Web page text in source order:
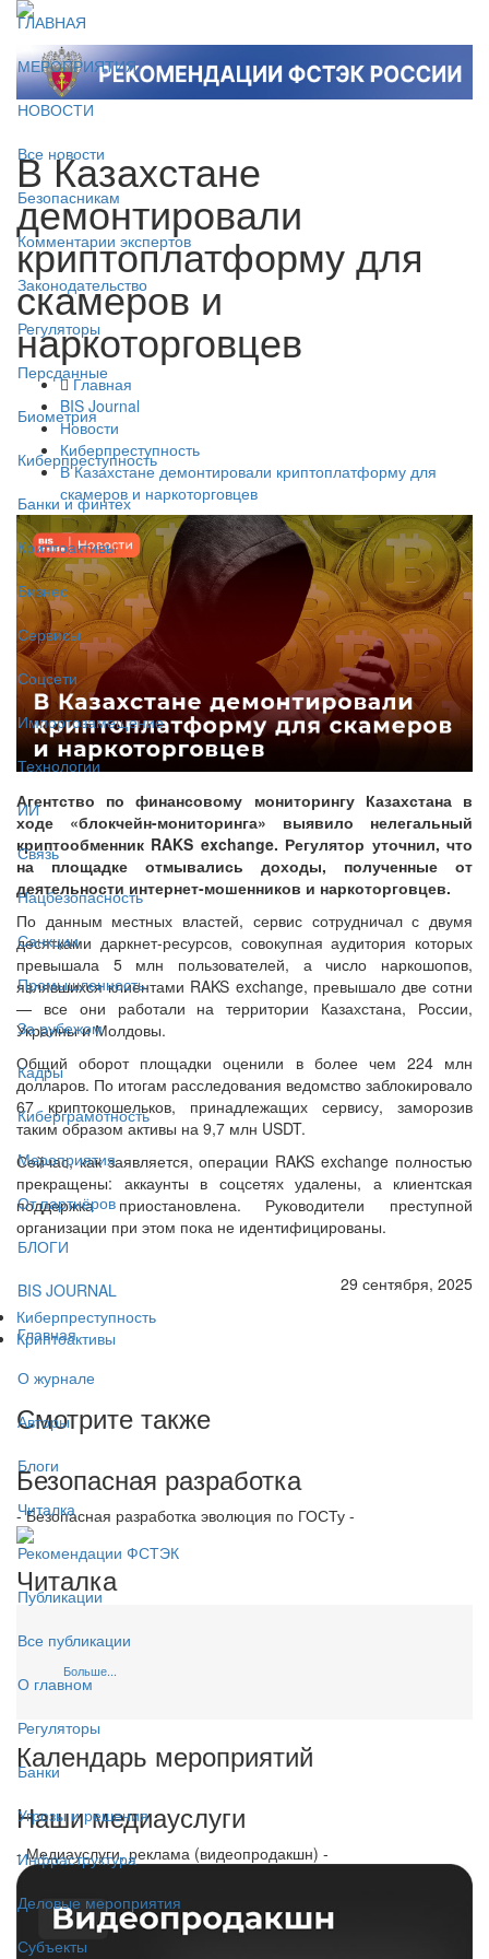
ГЛАВНАЯ
МЕРОПРИЯТИЯ
НОВОСТИ
Все новости
Безопасникам
Комментарии экспертов
Законодательство
Регуляторы
Персданные
Биометрия
Киберпреступность
Банки и финтех
Криптоактивы
Бизнес
Сервисы
Соцсети
Импортозамещение
Технологии
ИИ
Связь
Нацбезопасность
Санкции
Промышленность
За рубежом
Кадры
Киберграмотность
Мероприятия
От партнёров
БЛОГИ
BIS JOURNAL
Главная
О журнале
Авторы
Блоги
Читалка
Рекомендации ФСТЭК
Публикации
Все публикации
О главном
Регуляторы
Банки
Угрозы и решения
Инфраструктура
Деловые мероприятия
Субъекты
В Казахстане
демонтировали
криптоплатформу для
скамеров и
наркоторговцев
Главная
BIS Journal
Новости
Киберпреступность
В Казахстане демонтировали криптоплатформу для
скамеров и наркоторговцев
Агентство по финансовому мониторингу Казахстана в
ходе «блокчейн-мониторинга» выявило нелегальный
криптообменник RAKS exchange. Регулятор уточнил, что
на площадке отмывались доходы, полученные от
деятельности интернет-мошенников и наркоторговцев.
По данным местных властей, сервис сотрудничал с двумя
десятками даркнет-ресурсов, совокупная аудитория которых
превышала 5 млн пользователей, а число наркошопов,
являвшихся клиентами RAKS exchange, превышало две сотни
— все они работали на территории Казахстана, России,
Украины и Молдовы.
Общий оборот площадки оценили в более чем 224 млн
долларов. По итогам расследования ведомство заблокировало
67 криптокошельков, принадлежащих сервису, заморозив
таким образом активы на 9,7 млн USDT.
Сейчас, как заявляется, операции RAKS exchange полностью
прекращены: аккаунты в соцсетях удалены, а клиентская
поддержка приостановлена. Руководители преступной
организации при этом пока не идентифицированы.
29 сентября, 2025
Киберпреступность
Криптоактивы
Смотрите также
Безопасная разработка
- Безопасная разработка эволюция по ГОСТу -
Читалка
Больше...
Календарь мероприятий
Наши медиауслуги
- Медиауслуги, реклама (видеопродакшн) -